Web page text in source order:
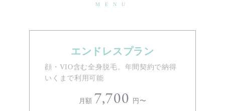
MENU
エンドレスプラン
顔・VIO含む全身脱毛。年間契約で納得
いくまで利用可能
月額 7,700 円〜